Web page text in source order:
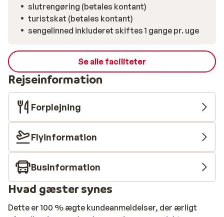
slutrengøring (betales kontant)
turistskat (betales kontant)
sengelinned inkluderet skiftes 1 gange pr. uge
Se alle faciliteter
Rejseinformation
Forplejning
Flyinformation
Businformation
Hvad gæster synes
Dette er 100 % ægte kundeanmeldelser, der ærligt